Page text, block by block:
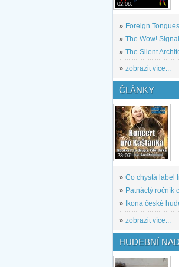
02.08.
» Foreign Tongues
» The Wow! Signal
» The Silent
» zobrazit více...
ČLÁNKY
28.07.
» Co chystá label
» Patnáctý ročník
»
Ikona české
» zobrazit více...
HUDEBNÍ